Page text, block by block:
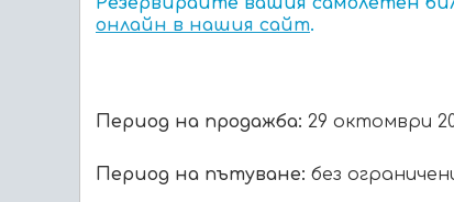
онлайн в нашия сайт.
Период на продажба: 29 октомври
Период на пътуване: без